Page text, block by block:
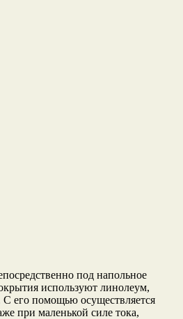
под напольное
используют линолеум,
С его помощью осуществляется
при маленькой силе тока,